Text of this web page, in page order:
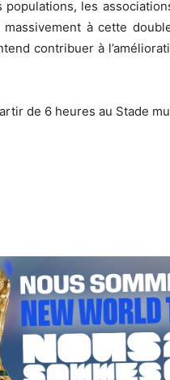
les
à cette
contribuer à
de 6 heures au Stade